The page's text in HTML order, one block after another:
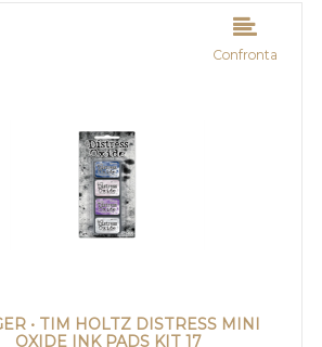
Confronta
• TIM HOLTZ DISTRESS MINI
OXIDE INK PADS KIT 17